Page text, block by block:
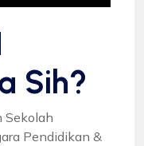
Sih?
Sekolah
Pendidikan &